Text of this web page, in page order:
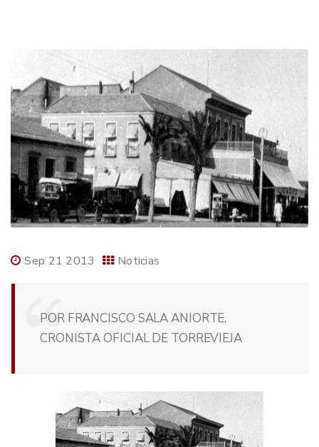
Sep 21 2013 Noticias
POR FRANCISCO SALA ANIORTE,
CRONISTA OFICIAL DE TORREVIEJA